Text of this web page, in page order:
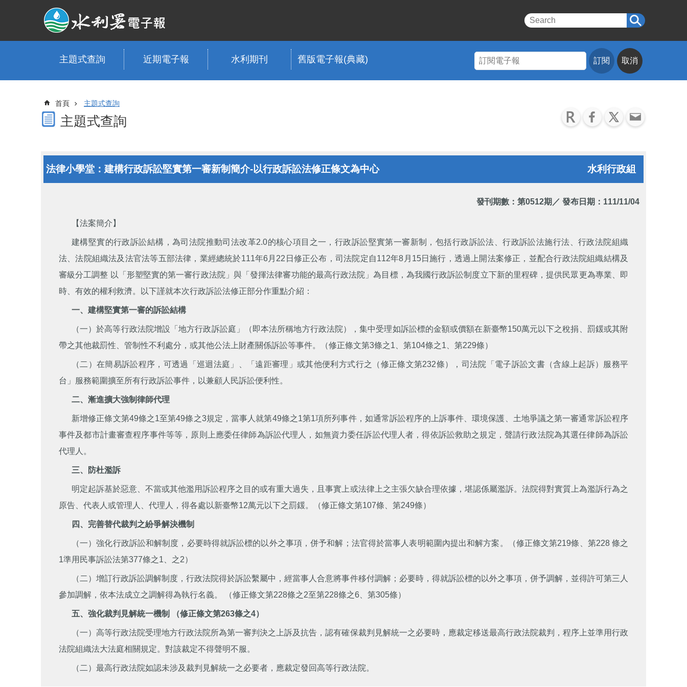
跳到主要內容區塊
主題式查詢 近期電子報 水利期刊 舊版電子報(典藏) 訂閱 取消
首頁 主題式查詢
主題式查詢
法律小學堂：建構行政訴訟堅實第一審新制簡介-以行政訴訟法修正條文為中心 水利行政組
發刊期數： 第0512期 ／ 發布日期：111/11/04
【法案簡介】
建構堅實的行政訴訟結構，為司法院推動司法改革2.0的核心項目之一，行政訴訟堅實第一審新制，包括行政訴訟法、行政訴訟法施行法、行政法院組織
法、法院組織法及法官法等五部法律，業經總統於111年6月22日修正公布，司法院定自112年8月15日施行，透過上開法案修正，並配合行政法院組織結構及
審級分工調整 以「形塑堅實的第一審行政法院」與「發揮法律審功能的最高行政法院」為目標，為我國行政訴訟制度立下新的里程碑，提供民眾更為專業、即
時、有效的權利救濟。以下謹就本次行政訴訟法修正部分作重點介紹：
一、建構堅實第一審的訴訟結構
（一）於高等行政法院增設「地方行政訴訟庭」（即本法所稱地方行政法院），集中受理如訴訟標的金額或價額在新臺幣150萬元以下之稅捐、罰鍰或其附
帶之其他裁罰性、管制性不利處分，或其他公法上財產關係訴訟等事件。（修正條文第3條之1、第104條之1、第229條）
（二）在簡易訴訟程序，可透過「巡迴法庭」、「遠距審理」或其他便利方式行之（修正條文第232條），司法院「電子訴訟文書（含線上起訴）服務平
台」服務範圍擴至所有行政訴訟事件，以兼顧人民訴訟便利性。
二、漸進擴大強制律師代理
新增修正條文第49條之1至第49條之3規定，當事人就第49條之1第1項所列事件，如通常訴訟程序的上訴事件、環境保護、土地爭議之第一審通常訴訟程序
事件及都市計畫審查程序事件等等，原則上應委任律師為訴訟代理人，如無資力委任訴訟代理人者，得依訴訟救助之規定，聲請行政法院為其選任律師為訴訟
代理人。
三、防杜濫訴
明定起訴基於惡意、不當或其他濫用訴訟程序之目的或有重大過失，且事實上或法律上之主張欠缺合理依據，堪認係屬濫訴。法院得對實質上為濫訴行為之
原告、代表人或管理人、代理人，得各處以新臺幣12萬元以下之罰鍰。（修正條文第107條、第249條）
四、完善替代裁判之紛爭解決機制
（一）強化行政訴訟和解制度，必要時得就訴訟標的以外之事項，併予和解；法官得於當事人表明範圍內提出和解方案。（修正條文第219條、第228 條之
1準用民事訴訟法第377條之1、之2）
（二）增訂行政訴訟調解制度，行政法院得於訴訟繫屬中，經當事人合意將事件移付調解；必要時，得就訴訟標的以外之事項，併予調解，並得許可第三人
參加調解，依本法成立之調解得為執行名義。 （修正條文第228條之2至第228條之6、第305條）
五、強化裁判見解統一機制 （修正條文第263條之4）
（一）高等行政法院受理地方行政法院所為第一審判決之上訴及抗告，認有確保裁判見解統一之必要時，應裁定移送最高行政法院裁判，程序上並準用行政
法院組織法大法庭相關規定。對該裁定不得聲明不服。
（二）最高行政法院如認未涉及裁判見解統一之必要者，應裁定發回高等行政法院。